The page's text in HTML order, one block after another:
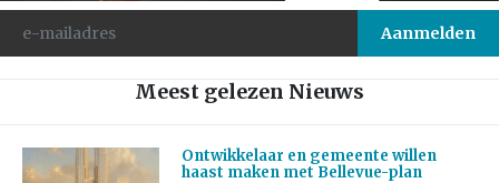
Meest gelezen Nieuws
Ontwikkelaar en gemeente willen
haast maken met Bellevue-plan